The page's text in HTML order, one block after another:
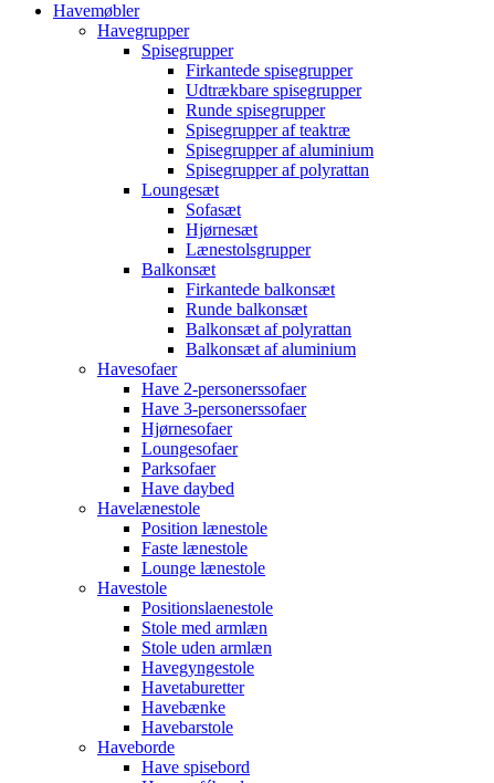
Havemøbler
Havegrupper
Spisegrupper
Firkantede spisegrupper
Udtrækbare spisegrupper
Runde spisegrupper
Spisegrupper af teaktræ
Spisegrupper af aluminium
Spisegrupper af polyrattan
Loungesæt
Sofasæt
Hjørnesæt
Lænestolsgrupper
Balkonsæt
Firkantede balkonsæt
Runde balkonsæt
Balkonsæt af polyrattan
Balkonsæt af aluminium
Havesofaer
Have 2-personerssofaer
Have 3-personerssofaer
Hjørnesofaer
Loungesofaer
Parksofaer
Have daybed
Havelænestole
Position lænestole
Faste lænestole
Lounge lænestole
Havestole
Positionslaenestole
Stole med armlæn
Stole uden armlæn
Havegyngestole
Havetaburetter
Havebænke
Havebarstole
Haveborde
Have spisebord